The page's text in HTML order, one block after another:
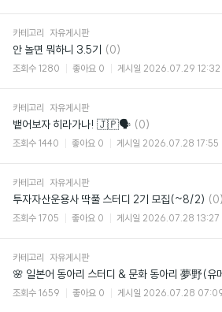
카테고리 자유게시판
안 놀면 뭐하니 3.5기
댓
(0)
조회수 1280 좋아요 0 게시일 2026.07.29 12:32
카테고리 자유게시판
뱉어보자 히라가나! 🇯🇵🗣️ 댓
글
(0)
조회수 1440 좋아요 0 게시일 2026.07.28 17:55
카테고리 자유게시판
투자자산운용사 딱풀 스터디 2기 모집(~8/2) 댓
글
(0)
조회수 1705 좋아요 0 게시일 2026.07.28 13:27
카테고리 자유게시판
🌸 일본어 동아리 스터디 & 문화 동아리 夢野(유
조회수 1659 좋아요 0 게시일 2026.07.28